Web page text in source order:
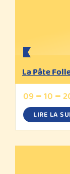
La Pâte
09 10
LIRE LA